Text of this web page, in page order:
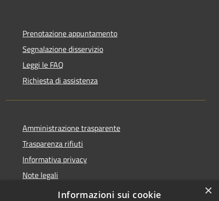
Prenotazione appuntamento
Segnalazione disservizio
Leggi le FAQ
Richiesta di assistenza
Amministrazione trasparente
Trasparenza rifiuti
Informativa privacy
Note legali
Dichiarazione di accessibilità
×
Informazioni sui cookie